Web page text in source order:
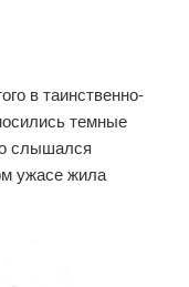
в таинственно-
темные
слышался
ужасе жила